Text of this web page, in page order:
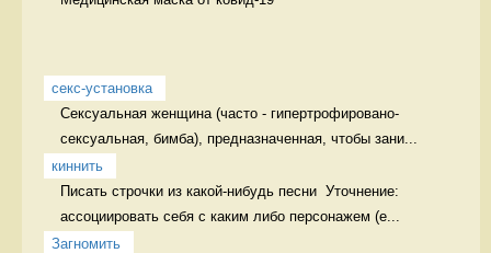
секс-установка
Сексуальная женщина (часто - гипертрофировано-
сексуальная, бимба), предназначенная, чтобы зани...
киннить
Писать строчки из какой-нибудь песни  Уточнение:
ассоциировать себя с каким либо персонажем (е...
Загномить